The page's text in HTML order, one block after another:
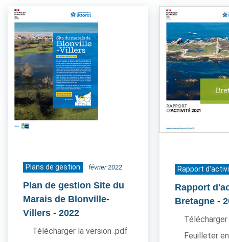
Plans de gestion février 2022
Plan de gestion Site du
Marais de Blonville-
Villers - 2022
Télécharger la version .pdf
Rapport
Rapport
Bretagne -
Feuilleter